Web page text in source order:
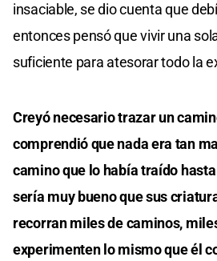
insaciable, se dio cuenta que
entonces pensó que vivir una
suficiente para atesorar todo la
Creyó necesario trazar un
comprendió que nada era tan
camino que lo había traído
sería muy bueno que sus
recorran miles de caminos,
experimenten lo mismo que él